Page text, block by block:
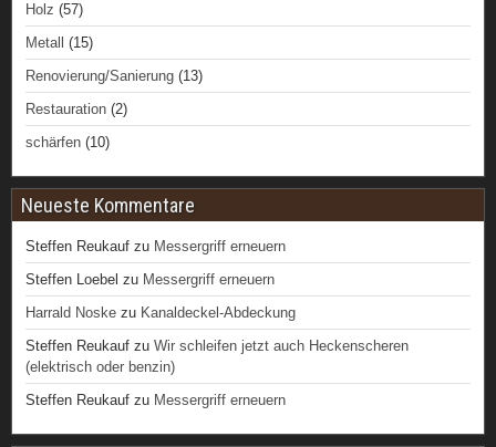
Holz (57)
Metall (15)
Renovierung/Sanierung (13)
Restauration (2)
schärfen (10)
Neueste Kommentare
Steffen Reukauf zu Messergriff erneuern
Steffen Loebel zu Messergriff erneuern
Harrald Noske zu Kanaldeckel-Abdeckung
Steffen Reukauf zu Wir schleifen jetzt auch Heckenscheren
(elektrisch oder benzin)
Steffen Reukauf zu Messergriff erneuern